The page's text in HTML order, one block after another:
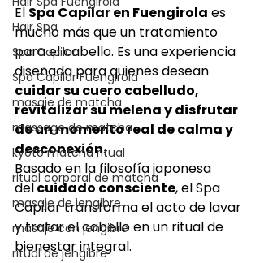
Hair Spa
Spa Capilar
Spa Capilar Fuengirola
masaje de matcha
massage de matcha
kyoto matcha ritual
ritual corporal de matcha
masaje de jengibre
masaje con jengibre
ritual de jengibre
El Spa Capilar en Fuengirola es
mucho más que un tratamiento
para el cabello. Es una experiencia
diseñada para quienes desean
cuidar su cuero cabelludo,
revitalizar su melena y disfrutar
de un momento real de calma y
desconexión.
Basado en la filosofía japonesa
del cuidado consciente, el Spa
Capilar transforma el acto de lavar
y tratar el cabello en un ritual de
bienestar integral.